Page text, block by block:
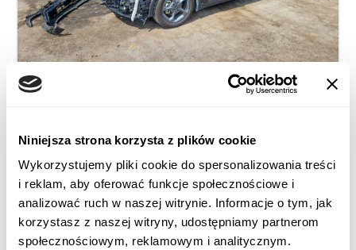
Niniejsza strona korzysta z plików cookie
Wykorzystujemy pliki cookie do spersonalizowania treści
i reklam, aby oferować funkcje społecznościowe i
analizować ruch w naszej witrynie. Informacje o tym, jak
korzystasz z naszej witryny, udostępniamy partnerom
społecznościowym, reklamowym i analitycznym.
2025 KIA K4 LXS
Na przednie koła
Benzyna
9 884 mile
2,000 cm³
Automatic
2025
Front end